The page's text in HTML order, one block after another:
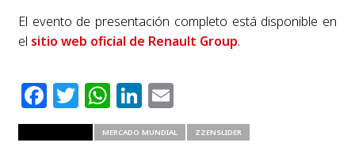
El evento de presentación completo está disponible en
el sitio web oficial de Renault Group.
Facebook
Twitter
WhatsApp
LinkedIn
Email
MERCADO MUNDIAL ZZENSLIDER